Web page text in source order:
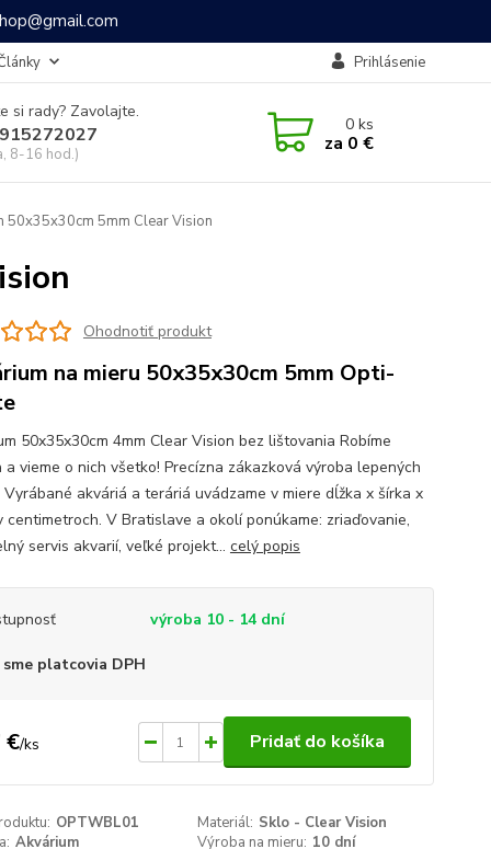
Prihlásenie
si rady? Zavolajte.
8-16 hod.)
0ks
za 0 €
50x35x30cm 5mm Clear Vision
Ohodnotiť produkt
na mieru 50x35x30cm 5mm Opti-
50x35x30cm 4mm Clear Vision bez lištovania Robíme
a vieme o nich všetko! Precízna zákazková výroba lepených
Vyrábané akváriá a teráriá uvádzame v miere dĺžka x šírka x
centimetroch. V Bratislave a okolí ponúkame: zriaďovanie,
servis akvarií, veľké projekt... celý popis
výroba 10 - 14 dní
sme platcovia DPH
€/ks Pridať do košíka
OPTWBL01 Materiál: Sklo - Clear Vision
Akvárium Výroba na mieru: 10 dní